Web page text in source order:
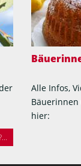
Alle Infos,
hier: